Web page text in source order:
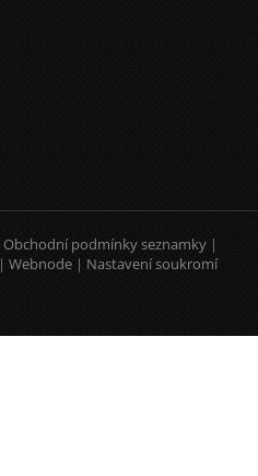
Obchodní podmínky seznamky |
| Webnode | Nastavení soukromí